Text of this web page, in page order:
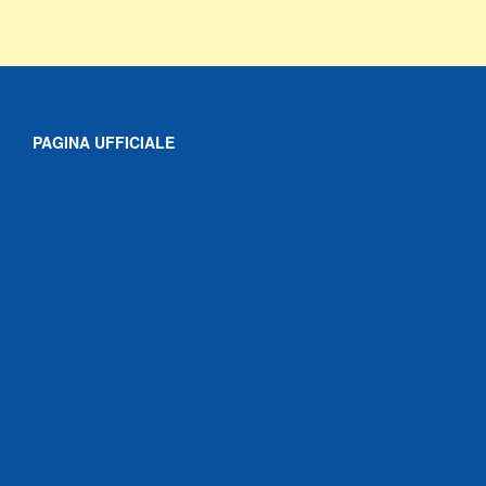
PAGINA UFFICIALE